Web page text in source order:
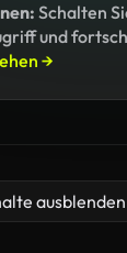
Schalten
und
→
ausblenden